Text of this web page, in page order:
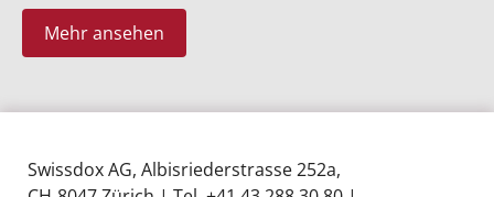
Mehr ansehen
Swissdox AG, Albisriederstrasse 252a,